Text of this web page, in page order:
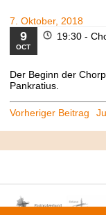
7. Oktober, 2018
9
OCT
19:30 -
Der Beginn der
Pankratius.
Beitrags-
Vorheriger Beitrag